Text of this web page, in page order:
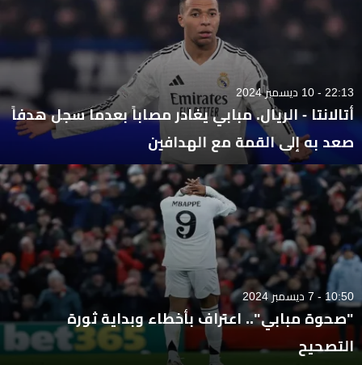
22:13 - 10 ديسمبر 2024
أتالانتا - الريال. مبابي يغادر مصاباً بعدما سجل هدفاً
صعد به إلى القمة مع الهدافين
10:50 - 7 ديسمبر 2024
"صحوة مبابي".. اعتراف بأخطاء وبداية ثورة
التصحيح